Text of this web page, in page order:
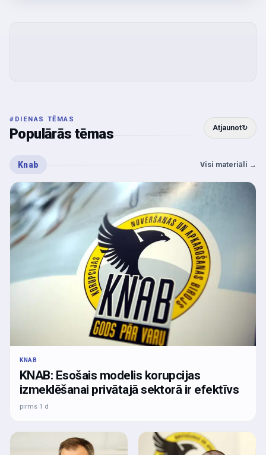
# DIENAS TĒMAS
Populārās tēmas Atjaunot↻
Knab Visi materiāli →
KNAB
KNAB: Esošais modelis korupcijas
izmeklēšanai privātajā sektorā ir efektīvs
pirms 1 d